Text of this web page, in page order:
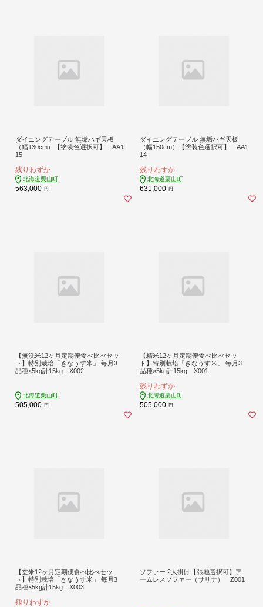
ダイニングテーブル 無垢ハギ天板
（幅130cm）【塗装色選択可】 AA1
15
残りわずか
北海道栗山町
563,000 円
ダイニングテーブル 無垢ハギ天板
（幅150cm）【塗装色選択可】 AA1
14
残りわずか
北海道栗山町
631,000 円
【無洗米12ヶ月定期便食べ比べセッ
ト】特別栽培「きなうす米」 毎月3
品種×5kg計15kg X002
北海道栗山町
505,000 円
【精米12ヶ月定期便食べ比べセッ
ト】特別栽培「きなうす米」 毎月3
品種×5kg計15kg X001
残りわずか
北海道栗山町
505,000 円
【玄米12ヶ月定期便食べ比べセッ
ト】特別栽培「きなうす米」 毎月3
品種×5kg計15kg X003
残りわずか
ソファー 2人掛け【張地選択可】ア
ームレスソファー（サリナ） Z001